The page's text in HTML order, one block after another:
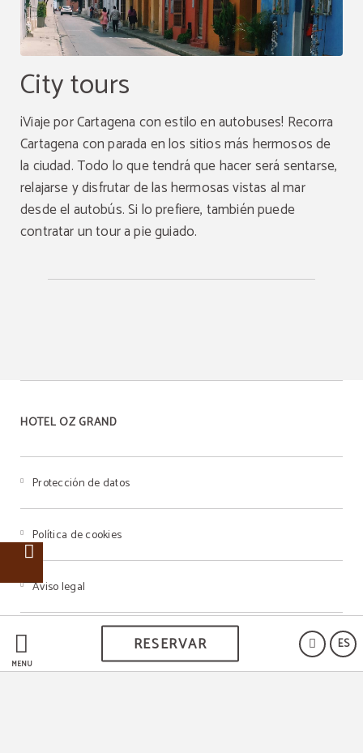
MENÚ
ES
RESERVAR
City tours
¡Viaje por Cartagena con estilo en autobuses! Recorra
Cartagena con parada en los sitios más hermosos de
la ciudad. Todo lo que tendrá que hacer será sentarse,
relajarse y disfrutar de las hermosas vistas al mar
desde el autobús. Si lo prefiere, también puede
contratar un tour a pie guiado.
HOTEL OZ GRAND
Protección de datos
Política de cookies
Aviso legal
Powered by Keytel